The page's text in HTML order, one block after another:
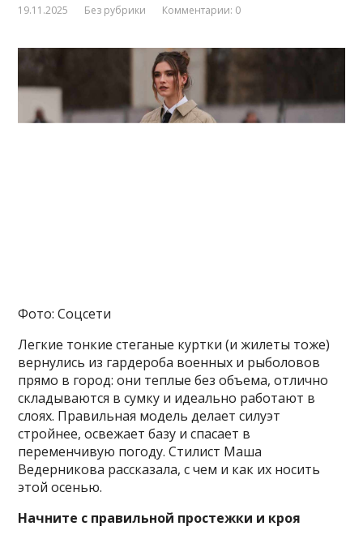
19.11.2025 Без рубрики Комментарии: 0
Фото: Соцсети
Легкие тонкие стеганые куртки (и жилеты тоже)
вернулись из гардероба военных и рыболовов
прямо в город: они теплые без объема, отлично
складываются в сумку и идеально работают в
слоях. Правильная модель делает силуэт
стройнее, освежает базу и спасает в
переменчивую погоду. Стилист Маша
Ведерникова рассказала, с чем и как их носить
этой осенью.
Начните с правильной простежки и кроя